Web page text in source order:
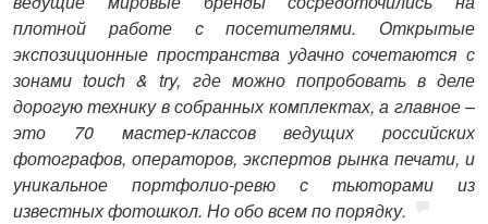
плотной работе с посетителями. Открытые
экспозиционные пространства удачно сочетаются с
зонамиtouch &try, где можно попробовать в деле
дорогую технику в собранных комплектах, а главное –
это 70 мастер-классов ведущих российских
фотографов, операторов, экспертов рынка печати, и
уникальное портфолио-ревю с тьюторами из
известных фотошкол. Но обо всем по порядку.